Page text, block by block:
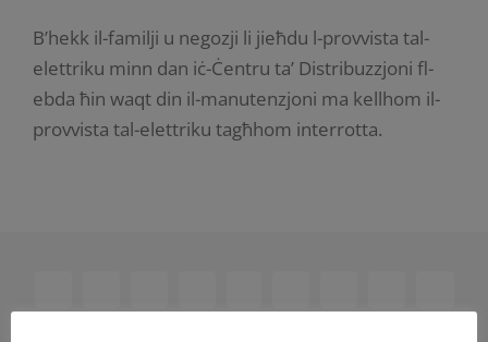
B’hekk il-familji u negozji li jieħdu l-provvista tal-
elettriku minn dan iċ-Ċentru ta’ Distribuzzjoni fl-
ebda ħin waqt din il-manutenzjoni ma kellhom il-
provvista tal-elettriku tagħhom interrotta.